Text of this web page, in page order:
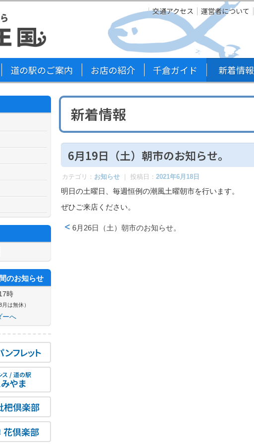
交通アクセス 運営者について
道の駅のご案内 お店の紹介 千倉ガイド 新着情報
新着情報
6月19日（土）朝市のお知らせ。
カテゴリ： お知らせ ｜ 投稿日： 2021年6月18日
明日の土曜日、毎週恒例の潮風土曜朝市を行います。
ぜひご来店ください。
6月26日（土）朝市のお知らせ。
のお知らせ
時
月は無休）
ーへ
ンフレット
ス / 道の駅
やま
杷倶楽部
花倶楽部